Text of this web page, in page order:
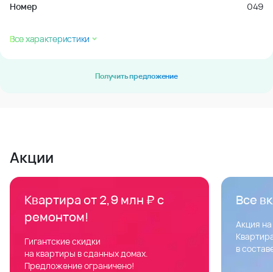
Номер 049
Все характеристики
Получить предложение
Акции
Квартира от 2,9 млн ₽ с
ремонтом!
Гигантские скидки
на квартиры в сданных домах.
Предложение ограничено!
Все
Акция
в